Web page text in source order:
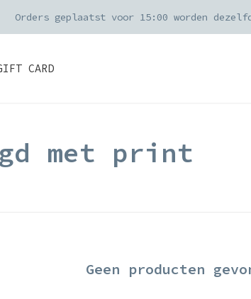
CARD
Orders geplaatst voor 15:00 worden
met print
Geen producten